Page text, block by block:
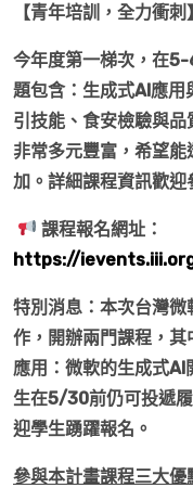
【青年培訓，全力衝刺】
今年度第一梯次，在
題包含：生成式AI應用
引技能、食安檢驗與品
非常多元豐富，希望
加。詳細課程資訊歡迎
課程報名網址：
https://
特別消息：本次台灣
作，開辦兩門課程，
應用：微軟的生成式
生在5/30前仍可投遞
迎學生踴躍報名。
參與本計畫課程三大優